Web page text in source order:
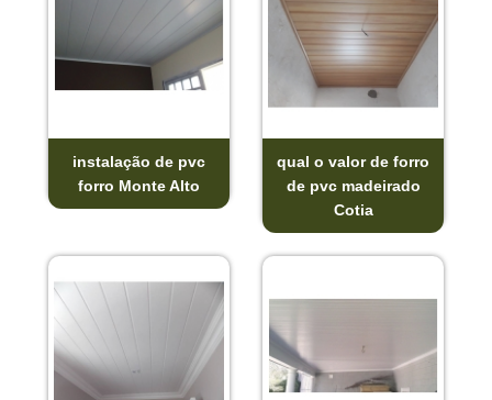
instalação de pvc
forro Monte Alto
qual o valor de forro
de pvc madeirado
Cotia